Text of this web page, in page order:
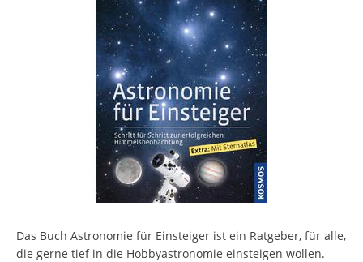
Das Buch Astronomie für Einsteiger ist ein Ratgeber, für alle,
die gerne tief in die Hobbyastronomie einsteigen wollen.